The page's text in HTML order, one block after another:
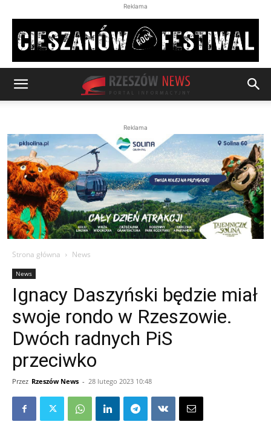
Reklama
Reklama
Strona główna News
News
Ignacy Daszyński będzie miał
swoje rondo w Rzeszowie.
Dwóch radnych PiS
przeciwko
Przez Rzeszów News - 28 lutego 2023 10:48